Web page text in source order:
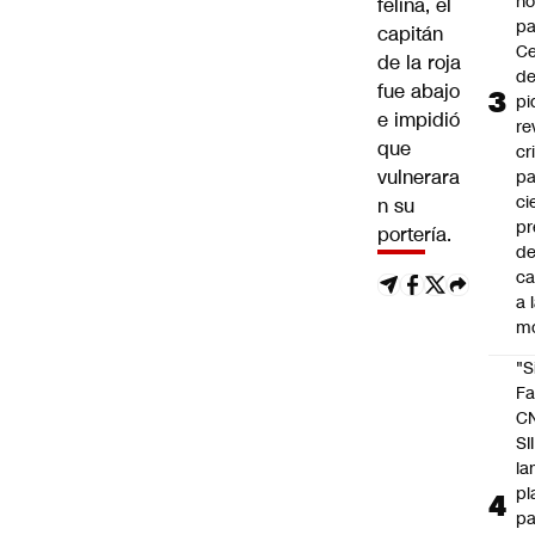
felina, el
capitán
de la roja
fue abajo
e impidió
que
vulnerara
n su
portería.
de
a
SII